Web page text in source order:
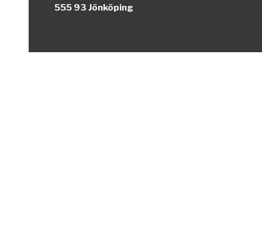
555 93 Jönköping